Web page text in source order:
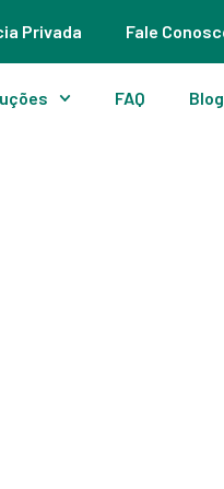
Privada Fale
FAQ Blog